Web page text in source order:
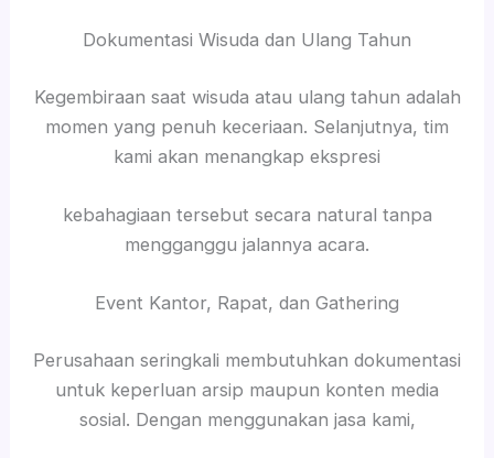
Dokumentasi Wisuda dan Ulang Tahun
Kegembiraan saat wisuda atau ulang tahun adalah
momen yang penuh keceriaan. Selanjutnya, tim
kami akan menangkap ekspresi
kebahagiaan tersebut secara natural tanpa
mengganggu jalannya acara.
Event Kantor, Rapat, dan Gathering
Perusahaan seringkali membutuhkan dokumentasi
untuk keperluan arsip maupun konten media
sosial. Dengan menggunakan jasa kami,